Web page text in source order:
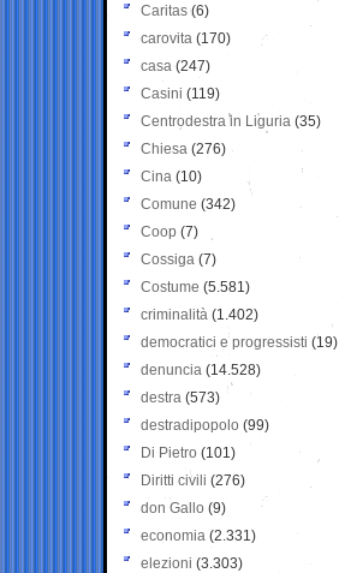
Caritas (6)
carovita (170)
casa (247)
Casini (119)
Centrodestra in Liguria (35)
Chiesa (276)
Cina (10)
Comune (342)
Coop (7)
Cossiga (7)
Costume (5.581)
criminalità (1.402)
democratici e progressisti (19)
denuncia (14.528)
destra (573)
destradipopolo (99)
Di Pietro (101)
Diritti civili (276)
don Gallo (9)
economia (2.331)
elezioni (3.303)